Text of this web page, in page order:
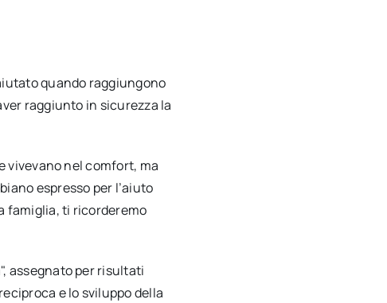
quando raggiungono
raggiunto in sicurezza la
vivevano nel comfort, ma
espresso per l’aiuto
famiglia, ti ricorderemo
assegnato per risultati
e lo sviluppo della